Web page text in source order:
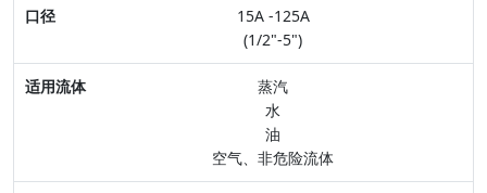
适用流体
最高压力
15A -125A
(1/2"-5")
蒸汽
水
油
空气、非危险流体